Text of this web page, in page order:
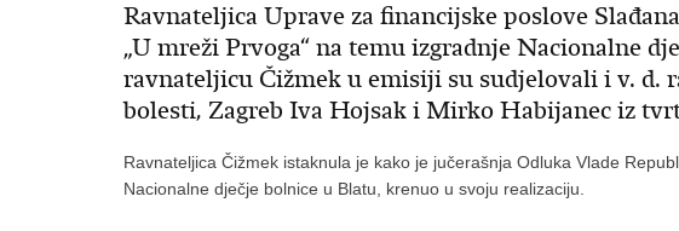
Ravnateljica Uprave za financijske poslove
„U mreži Prvoga“ na temu izgradnje Nacionalne
ravnateljicu Čižmek u emisiji su sudjelovali i v. d.
bolesti, Zagreb Iva Hojsak i Mirko Habijanec iz
Ravnateljica Čižmek istaknula je kako je jučerašnja Odluka Vlade
Nacionalne dječje bolnice u Blatu, krenuo u svoju realizaciju.